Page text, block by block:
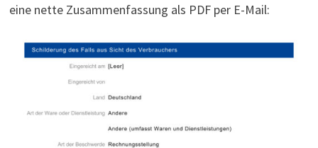
eine nette Zusammenfassung als PDF per E-Mail: